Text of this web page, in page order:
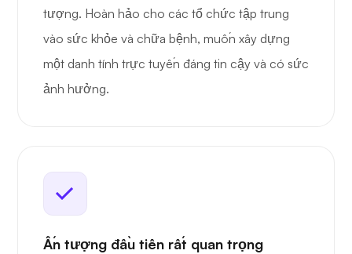
tượng. Hoàn hảo cho các tổ chức tập trung
vào sức khỏe và chữa bệnh, muốn xây dựng
một danh tính trực tuyến đáng tin cậy và có sức
ảnh hưởng.
Ấn tượng đầu tiên rất quan trọng